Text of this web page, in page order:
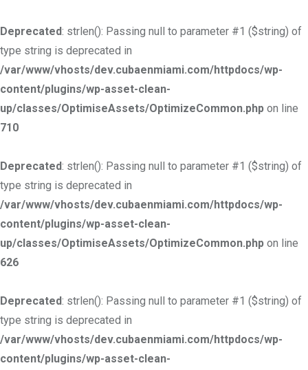
Deprecated: strlen(): Passing null to parameter #1 ($string) of
type string is deprecated in
/var/www/vhosts/dev.cubaenmiami.com/httpdocs/wp-
content/plugins/wp-asset-clean-
up/classes/OptimiseAssets/OptimizeCommon.php on line
710
Deprecated: strlen(): Passing null to parameter #1 ($string) of
type string is deprecated in
/var/www/vhosts/dev.cubaenmiami.com/httpdocs/wp-
content/plugins/wp-asset-clean-
up/classes/OptimiseAssets/OptimizeCommon.php on line
626
Deprecated: strlen(): Passing null to parameter #1 ($string) of
type string is deprecated in
/var/www/vhosts/dev.cubaenmiami.com/httpdocs/wp-
content/plugins/wp-asset-clean-